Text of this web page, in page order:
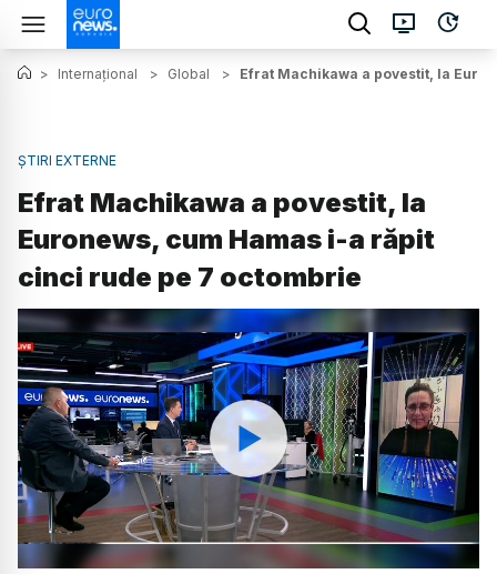
> Internațional > Global > Efrat Machikawa a povestit, la
ȘTIRI EXTERNE
Efrat Machikawa a povestit, la
Euronews, cum Hamas i-a răpit
cinci rude pe 7 octombrie
Watch